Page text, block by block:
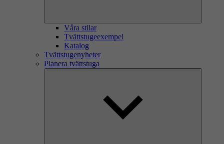
Våra stilar
Tvättstugeexempel
Katalog
Tvättstugenyheter
Planera tvättstuga